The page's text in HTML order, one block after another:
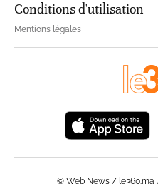
Conditions d'utilisation
Mentions légales
© Web News / le360.ma